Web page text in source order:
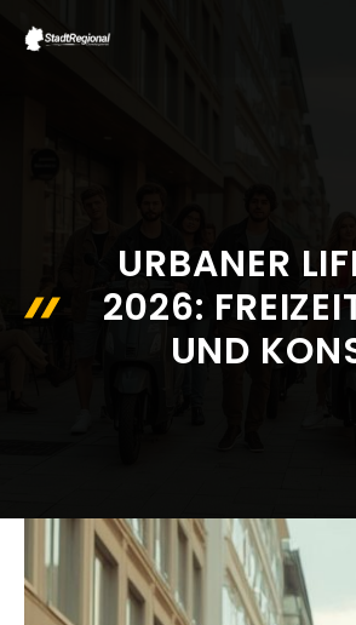
Inhalt
URBANER
2026:
UND